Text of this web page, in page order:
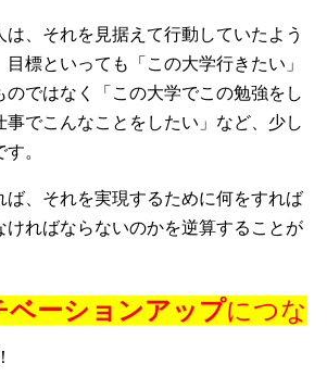
は、それを見据えて行動していたよう
標といっても「この大学行きたい」
のではなく「この大学でこの勉強をし
事でこんなことをしたい」など、少し
。
ば、それを実現するために何をすれば
ければならないのかを逆算することが
ベーションアップにつな